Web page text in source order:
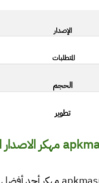
الإصدار
المتطلبات
الحجم
تطوير